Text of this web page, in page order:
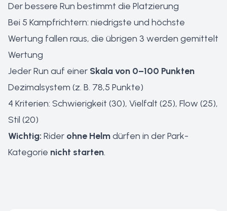
Der bessere Run bestimmt die Platzierung
Bei 5 Kampfrichtern: niedrigste und höchste
Wertung fallen raus, die übrigen 3 werden gemittelt
Wertung
Jeder Run auf einer Skala von 0–100 Punkten
Dezimalsystem (z. B. 78,5 Punkte)
4 Kriterien: Schwierigkeit (30), Vielfalt (25), Flow (25),
Stil (20)
Wichtig: Rider ohne Helmdürfen in der Park-
Kategorie nicht starten.